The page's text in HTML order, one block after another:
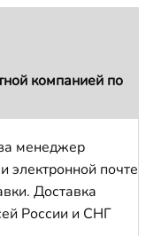
компанией по
менеджер
электронной почте
Доставка
России и СНГ